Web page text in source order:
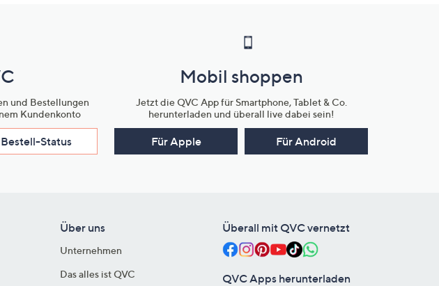
und Bestellungen
Kundenkonto
Bestell-Status
Mobil shoppen
Jetzt die QVC App für Smartphone, Tablet & Co.
herunterladen und überall live dabei sein!
Für Apple Für Android
Über uns
Unternehmen
Das alles ist QVC
Überall mit QVC vernetzt
QVC Apps herunterladen